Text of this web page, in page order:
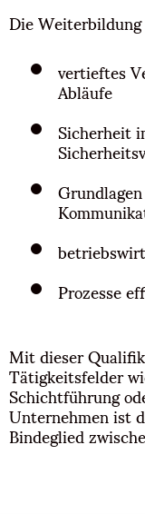
Die
vertieftes
Abläufe
Sicherheit
Prozesse
Mit dieser
Tätigkeitsfelder
Schichtführung
Unternehmen ist
Bindeglied